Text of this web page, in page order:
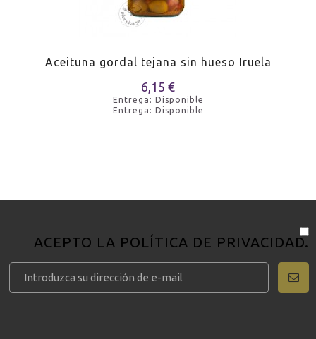
Aceituna gordal tejana sin hueso Iruela
6,15 €
Entrega: Disponible
Entrega: Disponible
ACEPTO LA POLÍTICA DE PRIVACIDAD.